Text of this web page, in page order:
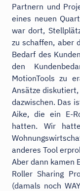
Partnern und
eines neuen
war dort,
zu schaffen, aber
Bedarf des
den
MotionTools zu
Ansätze
dazwischen. Das
Aike, die ein E-
hatten. Wir
anderes Tool
Aber dann kamen
Roller Sharing
(damals noch